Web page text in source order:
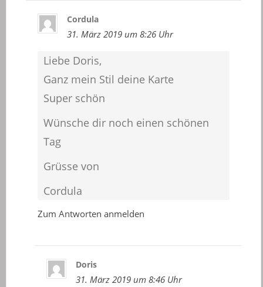
Cordula
31. März 2019 um 8:26 Uhr
Liebe Doris,
Ganz mein Stil deine Karte
Super schön
Wünsche dir noch einen schönen
Tag
Grüsse von
Cordula
Zum Antworten anmelden
Doris
31. März 2019 um 8:46 Uhr